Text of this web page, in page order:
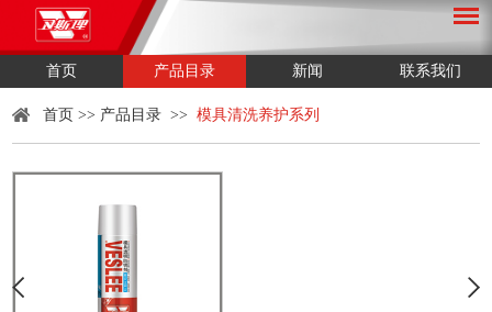
首页 产品目录 新闻 联系我们
首页 >> 产品目录 >>模具清洗养护系列